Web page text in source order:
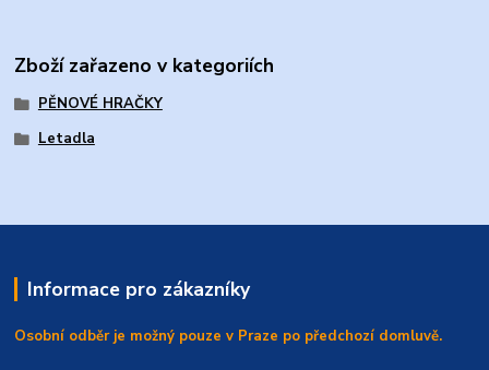
Zboží zařazeno v kategoriích
PĚNOVÉ HRAČKY
Letadla
Informace pro zákazníky
Osobní odběr je možný pouze v Praze po předchozí domluvě.